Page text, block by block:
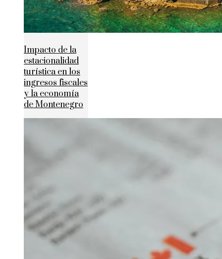
Impacto de la
estacionalidad
turística en los
ingresos fiscales
y la economía
de Montenegro